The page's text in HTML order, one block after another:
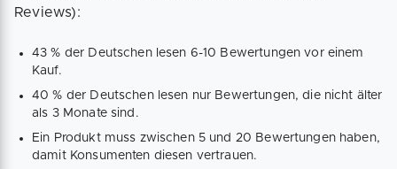
Reviews):
43 % der Deutschen lesen 6-10 Bewertungen vor einem
Kauf.
40 % der Deutschen lesen nur Bewertungen, die nicht älter
als 3 Monate sind.
Ein Produkt muss zwischen 5 und 20 Bewertungen haben,
damit Konsumenten diesen vertrauen.